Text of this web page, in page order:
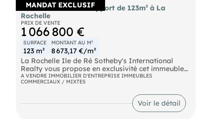
MANDAT EXCLUSIF
Vente immeuble de rapport de 123m² à La
Rochelle
PRIX DE VENTE
1 066 800 €
SURFACE
123 m²
MONTANT AU M²
8 673,17 €/m²
La Rochelle Ile de Ré Sotheby's International
Realty vous propose en exclusivité cet immeuble
de rapport clé en main situé dans le triangle d’or
de La Rochelle, à proximité immédiate du Marché
Avec une surface habitable de 127 m², ce bien est
composé de quatre appartements T2 répartis sur
A VENDRE IMMOBILIER D'ENTREPRISE IMMEUBLES
COMMERCIAUX / MIXTES
Voir le détail